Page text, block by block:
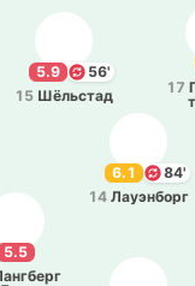
5.5
5.9
56'
15 Шё­льстад
17
6.1
84'
14 Лауэ­нборг